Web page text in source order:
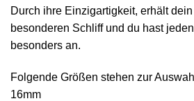
Durch ihre Einzigartigkeit, erhält
besonderen Schliff und du hast
besonders an.
Folgende Größen stehen zur
16mm